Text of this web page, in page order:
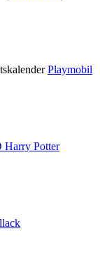
Playmobil
Harry Potter